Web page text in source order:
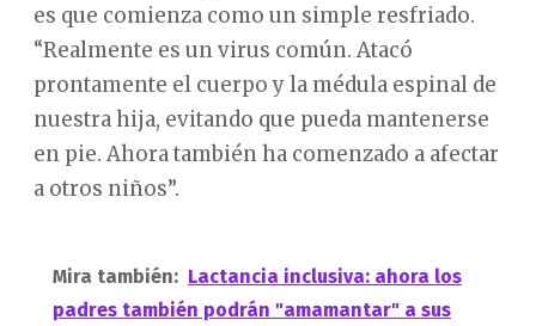
es que comienza como un simple resfriado.
“Realmente es un virus común. Atacó
prontamente el cuerpo y la médula espinal de
nuestra hija, evitando que pueda mantenerse
en pie. Ahora también ha comenzado a afectar
a otros niños”.
Mira también: Lactancia inclusiva: ahora los
padres también podrán "amamantar" a sus